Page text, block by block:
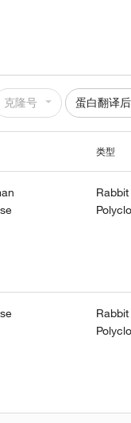
克隆号 蛋白翻译
类型
Rabbit
Rabbit